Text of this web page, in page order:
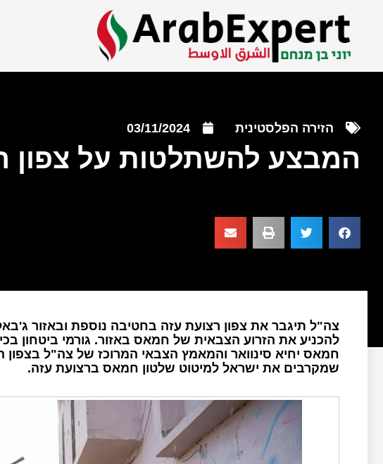
הזירה הפלסטינית 03/11/2024
המבצע להשתלטות על צפון
צה"ל תיגבר את צפון רצועת עזה בחטיבה נוספת ובאזור
להכניע את הזרוע הצבאית של חמאס באזור. גורמי ביטחון
חמאס יחיא סינוואר והמאמץ הצבאי המרוכז של צה"ל
שמקרבים את ישראל למיטוט שלטון חמאס ברצועת עזה.